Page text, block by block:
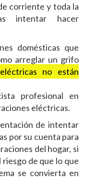
corriente y toda la
intentar hacer
domésticas que
arreglar un grifo
no están
profesional en
eléctricas.
de intentar
por su cuenta para
del hogar, si
de que lo que
se convierta en